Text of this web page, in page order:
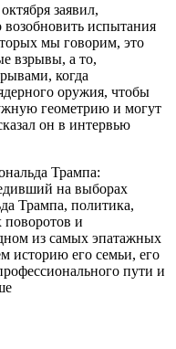
заявил,
испытания
мы говорим, это
взрывы, а то,
когда
оружия, чтобы
геометрию и могут
он в интервью
Трампа:
на выборах
Трампа, политика,
поворотов и
из самых эпатажных
историю его семьи, его
пути и